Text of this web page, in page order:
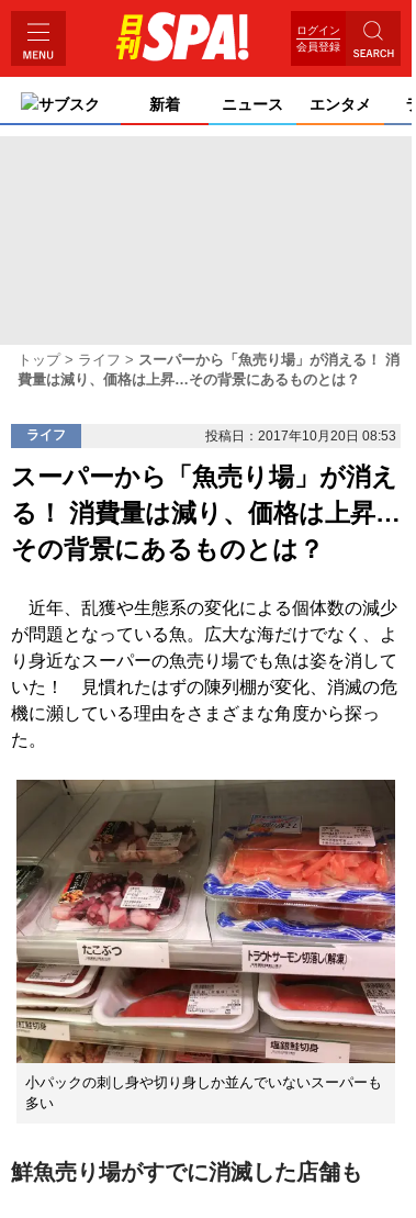
ログイン
会員登録
サブスク 新着 ニュース エンタメ
トップ ライフ
スーパーから「魚売り場」が消える！ 消
費量は減り、価格は上昇…その背景にあるものとは？
ライフ 投稿日：2017年10月20日 08:53
スーパーから「魚売り場」が消え
る！ 消費量は減り、価格は上昇…
その背景にあるものとは？
近年、乱獲や生態系の変化による個体数の減少
が問題となっている魚。広大な海だけでなく、よ
り身近なスーパーの魚売り場でも魚は姿を消して
いた！ 見慣れたはずの陳列棚が変化、消滅の危
機に瀕している理由をさまざまな角度から探っ
た。
小パックの刺し身や切り身しか並んでいないスーパーも
多い
鮮魚売り場がすでに消滅した店舗も